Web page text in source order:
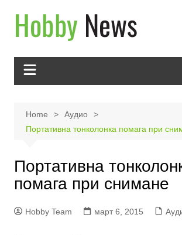
content
Home
Аудио
Портативна тонколонка помага при
Портативна
помага при снимане
Hobby Team март 6, 2015